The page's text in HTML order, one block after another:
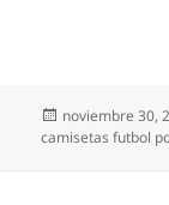
Publicado
el
noviembre 30,
camisetas futbol